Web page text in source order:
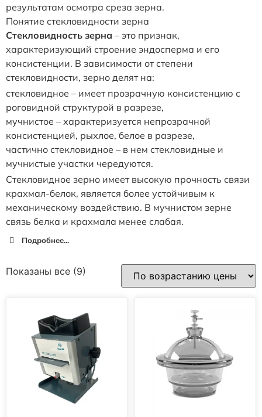
результатам осмотра среза зерна.
Понятие стекловидности зерна
Стекловидность зерна – это признак,
характеризующий строение эндосперма и его
консистенции. В зависимости от степени
стекловидности, зерно делят на:
стекловидное – имеет прозрачную консистенцию с
роговидной структурой в разрезе,
мучнистое – характеризуется непрозрачной
консистенцией, рыхлое, белое в разрезе,
частично стекловидное – в нем стекловидные и
мучнистые участки чередуются.
Стекловидное зерно имеет высокую прочность связи
крахмал-белок, является более устойчивым к
механическому воздействию. В мучнистом зерне
связь белка и крахмала менее слабая.
Подробнее...
Показаны все (9)